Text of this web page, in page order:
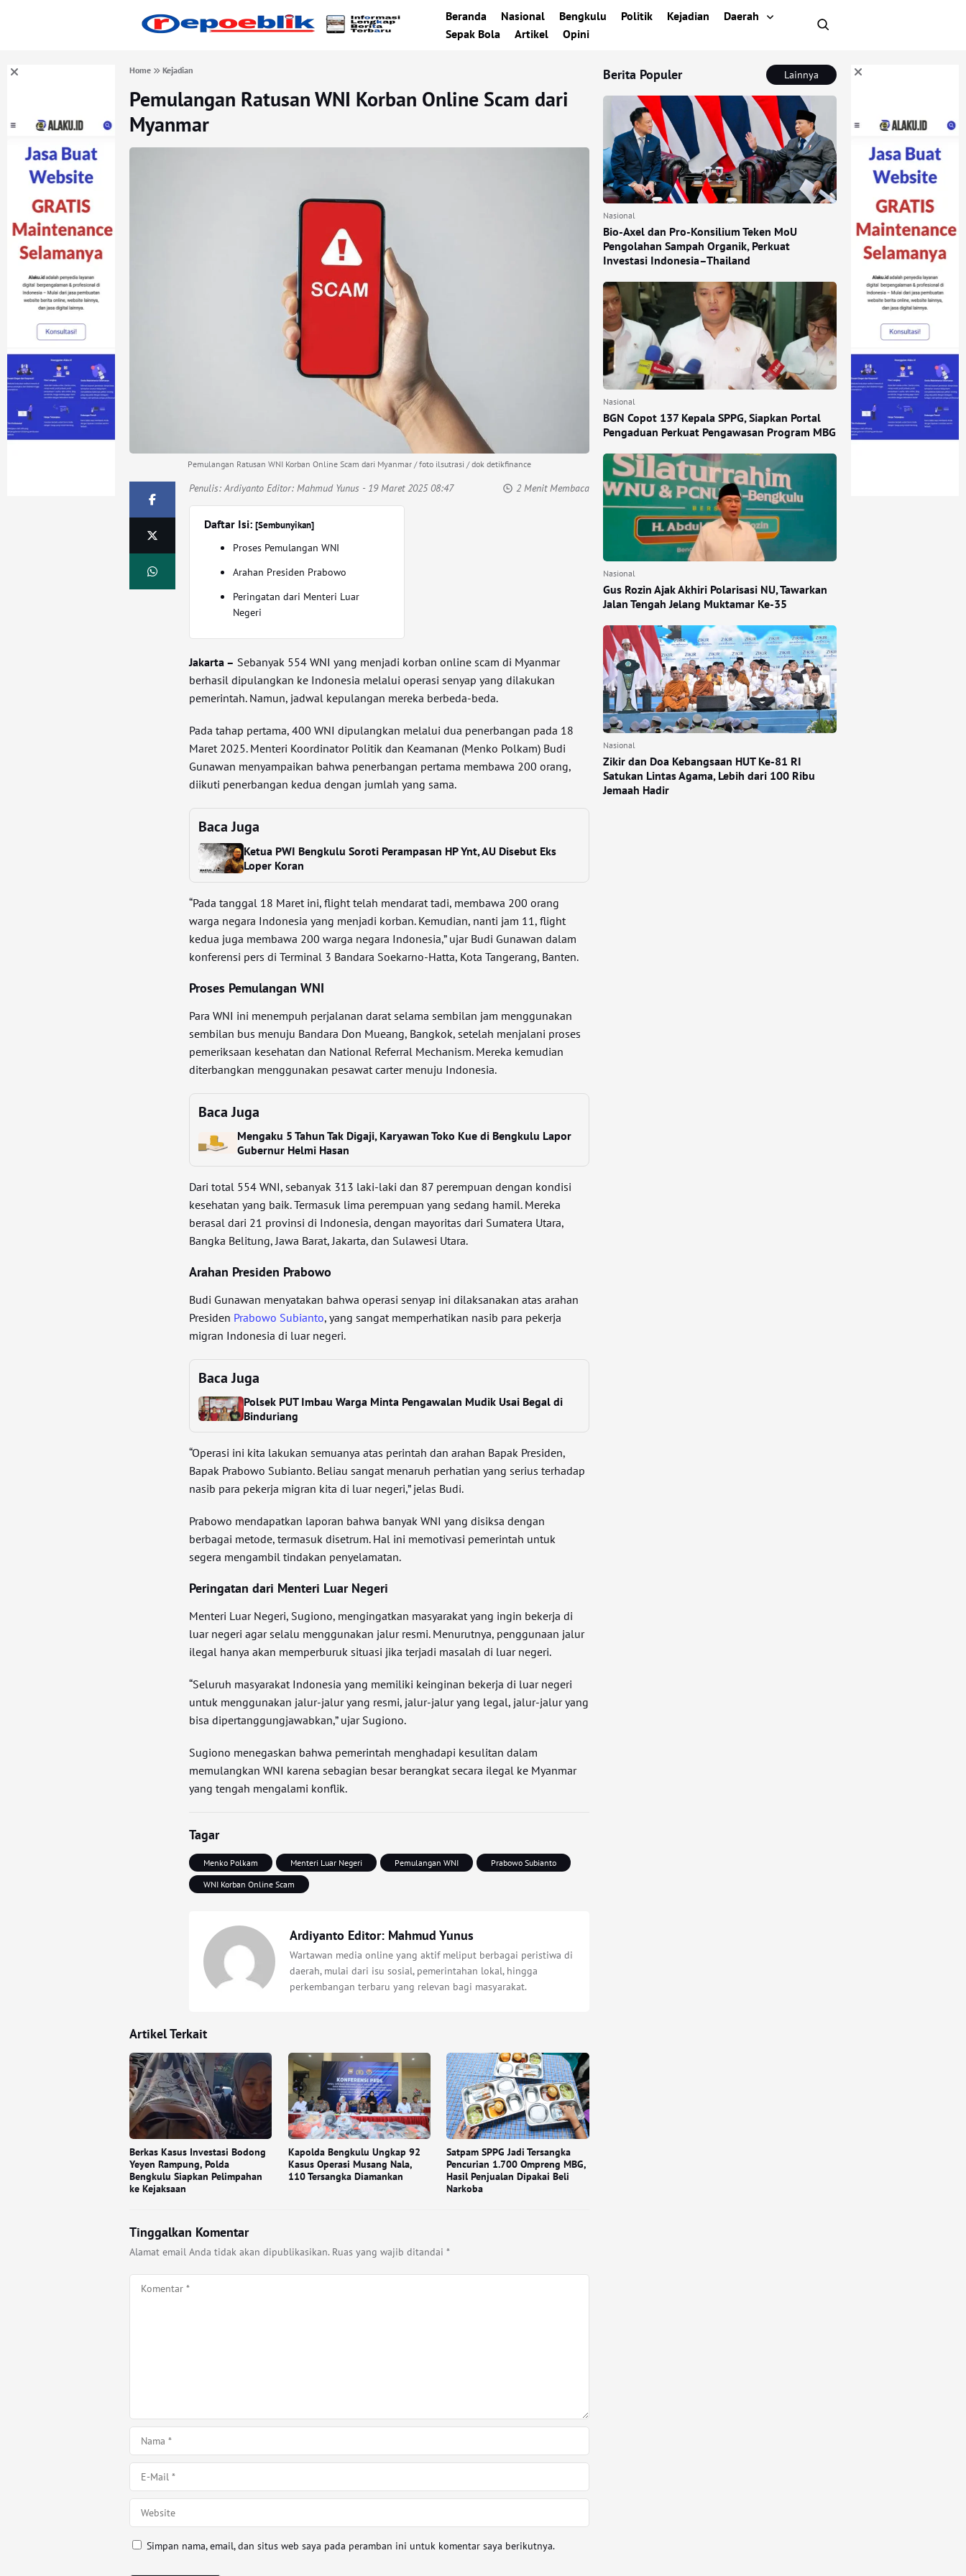
Beranda Nasional Bengkulu Politik Kejadian
Daerah
Sepak Bola
Artikel Opini
Home Kejadian
Pemulangan Ratusan WNI Korban Online Scam dari
Myanmar
Pemulangan Ratusan WNI Korban Online Scam dari Myanmar / foto ilsutrasi / dok detikfinance
Penulis:Ardiyanto Editor: Mahmud Yunus - 19 Maret 2025 08:47 2 Menit Membaca
Daftar Isi:[Sembunyikan]
Proses Pemulangan WNI
Arahan Presiden Prabowo
Peringatan dari Menteri Luar
Negeri
Jakarta – Sebanyak 554 WNI yang menjadi korban online scam di Myanmar
berhasil dipulangkan ke Indonesia melalui operasi senyap yang dilakukan
pemerintah. Namun, jadwal kepulangan mereka berbeda-beda.
Pada tahap pertama, 400 WNI dipulangkan melalui dua penerbangan pada 18
Maret 2025. Menteri Koordinator Politik dan Keamanan (Menko Polkam) Budi
Gunawan menyampaikan bahwa penerbangan pertama membawa 200 orang,
diikuti penerbangan kedua dengan jumlah yang sama.
Baca Juga
Ketua PWI Bengkulu Soroti Perampasan HP Ynt, AU Disebut Eks
Loper Koran
“Pada tanggal 18 Maret ini, flight telah mendarat tadi, membawa 200 orang
warga negara Indonesia yang menjadi korban. Kemudian, nanti jam 11, flight
kedua juga membawa 200 warga negara Indonesia,” ujar Budi Gunawan dalam
konferensi pers di Terminal 3 Bandara Soekarno-Hatta, Kota Tangerang, Banten.
Proses Pemulangan WNI
Para WNI ini menempuh perjalanan darat selama sembilan jam menggunakan
sembilan bus menuju Bandara Don Mueang, Bangkok, setelah menjalani proses
pemeriksaan kesehatan dan National Referral Mechanism. Mereka kemudian
diterbangkan menggunakan pesawat carter menuju Indonesia.
Baca Juga
Mengaku 5 Tahun Tak Digaji, Karyawan Toko Kue di Bengkulu Lapor
Gubernur Helmi Hasan
Dari total 554 WNI, sebanyak 313 laki-laki dan 87 perempuan dengan kondisi
kesehatan yang baik. Termasuk lima perempuan yang sedang hamil. Mereka
berasal dari 21 provinsi di Indonesia, dengan mayoritas dari Sumatera Utara,
Bangka Belitung, Jawa Barat, Jakarta, dan Sulawesi Utara.
Arahan Presiden Prabowo
Budi Gunawan menyatakan bahwa operasi senyap ini dilaksanakan atas arahan
Presiden Prabowo Subianto, yang sangat memperhatikan nasib para pekerja
migran Indonesia di luar negeri.
Baca Juga
Polsek PUT Imbau Warga Minta Pengawalan Mudik Usai Begal di
Binduriang
“Operasi ini kita lakukan semuanya atas perintah dan arahan Bapak Presiden,
Bapak Prabowo Subianto. Beliau sangat menaruh perhatian yang serius terhadap
nasib para pekerja migran kita di luar negeri,” jelas Budi.
Prabowo mendapatkan laporan bahwa banyak WNI yang disiksa dengan
berbagai metode, termasuk disetrum. Hal ini memotivasi pemerintah untuk
segera mengambil tindakan penyelamatan.
Peringatan dari Menteri Luar Negeri
Menteri Luar Negeri, Sugiono, mengingatkan masyarakat yang ingin bekerja di
luar negeri agar selalu menggunakan jalur resmi. Menurutnya, penggunaan jalur
ilegal hanya akan memperburuk situasi jika terjadi masalah di luar negeri.
“Seluruh masyarakat Indonesia yang memiliki keinginan bekerja di luar negeri
untuk menggunakan jalur-jalur yang resmi, jalur-jalur yang legal, jalur-jalur yang
bisa dipertanggungjawabkan,” ujar Sugiono.
Sugiono menegaskan bahwa pemerintah menghadapi kesulitan dalam
memulangkan WNI karena sebagian besar berangkat secara ilegal ke Myanmar
yang tengah mengalami konflik.
Tagar
Menko Polkam Menteri Luar Negeri Pemulangan WNI
Prabowo Subianto
WNI Korban Online Scam
Ardiyanto Editor: Mahmud Yunus
Wartawan media online yang aktif meliput berbagai peristiwa di
daerah, mulai dari isu sosial, pemerintahan lokal, hingga
perkembangan terbaru yang relevan bagi masyarakat.
Artikel Terkait
Berkas Kasus Investasi Bodong
Yeyen Rampung, Polda
Bengkulu Siapkan Pelimpahan
ke Kejaksaan
Kapolda Bengkulu Ungkap 92
Kasus Operasi Musang Nala,
110 Tersangka Diamankan
Satpam SPPG Jadi Tersangka
Pencurian 1.700 Ompreng MBG,
Hasil Penjualan Dipakai Beli
Narkoba
Tinggalkan Komentar
Alamat email Anda tidak akan dipublikasikan. Ruas yang wajib ditandai *
Simpan nama, email, dan situs web saya pada peramban ini untuk komentar saya berikutnya.
Berita Populer Lainnya
Nasional
Bio-Axel dan Pro-Konsilium Teken MoU
Pengolahan Sampah Organik, Perkuat
Investasi Indonesia–Thailand
Nasional
BGN Copot 137 Kepala SPPG, Siapkan Portal
Pengaduan Perkuat Pengawasan Program MBG
Nasional
Gus Rozin Ajak Akhiri Polarisasi NU, Tawarkan
Jalan Tengah Jelang Muktamar Ke-35
Nasional
Zikir dan Doa Kebangsaan HUT Ke-81 RI
Satukan Lintas Agama, Lebih dari 100 Ribu
Jemaah Hadir